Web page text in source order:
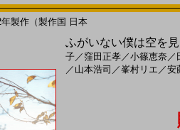
年製作（製作国 日本
ふがいない僕は空を
子／ 窪田正孝／小篠恵奈 ／
／ 山本浩司 ／峯村リエ ／安